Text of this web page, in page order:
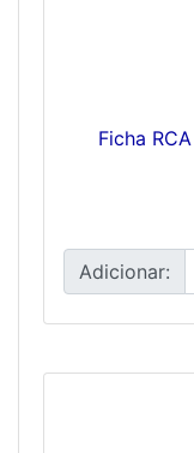
Ficha
Adicionar: